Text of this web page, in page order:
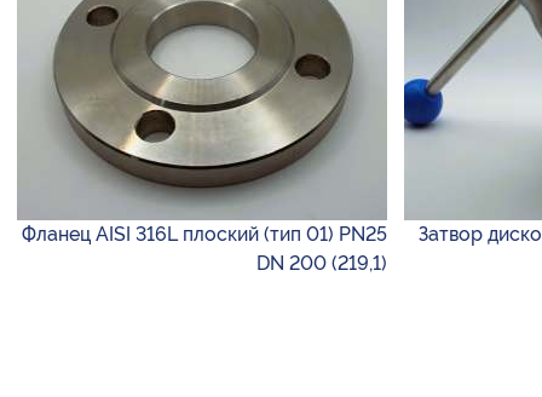
Фланец AISI 316L плоский (тип 01) PN25
DN 200 (219,1)
Затвор